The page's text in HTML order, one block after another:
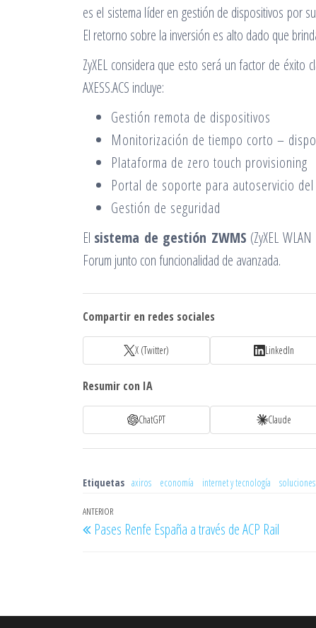
es el sistema líder en gestión de dispositivos por
El retorno sobre la inversión es alto dado que
ZyXEL considera que esto será un factor de éxito
AXESS.ACS incluye:
Gestión remota de dispositivos
Monitorización de tiempo corto –
Plataforma de zero touch provisioning
Portal de soporte para autoservicio
Gestión de seguridad
El sistema de gestión ZWMS (ZyXEL
Forum junto con funcionalidad de avanzada.
Compartir en redes sociales
X (Twitter) LinkedIn
Resumir con IA
ChatGPT Claude
Etiquetas axiros economía internet y tecnología
Navegación
de
Entrada
anterior
ANTERIOR
Pases Renfe España a través de ACP Rail